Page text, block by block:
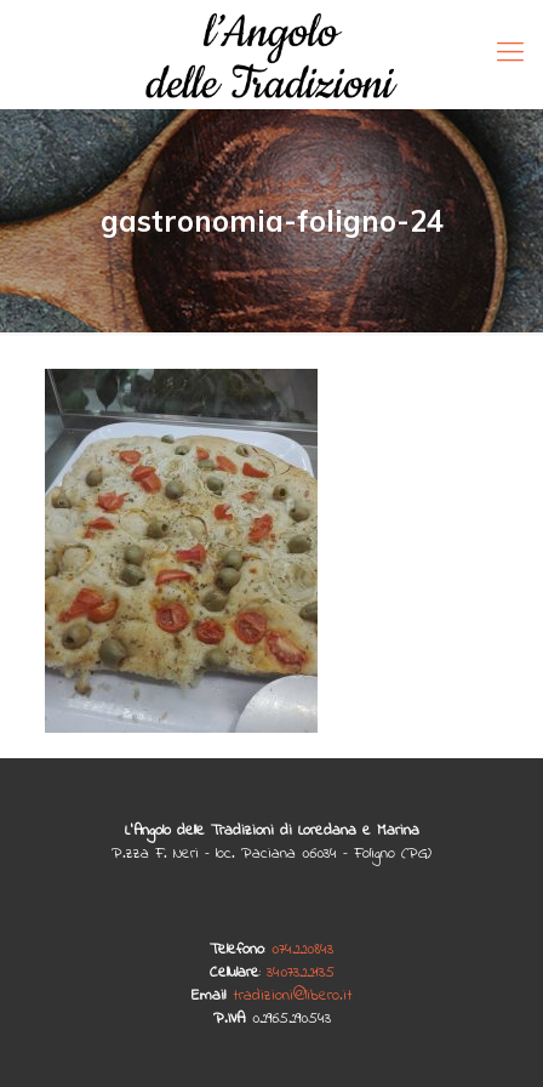
gastronomia-foligno-24
L'Angolo delle Tradizioni di Loredana e Marina
P.zza F. Neri – loc. Paciana 06034 – Foligno (PG)
Telefono: 074220843
Cellulare: 3407322135
Email: tradizioni@libero.it
P.IVA: 02965290543